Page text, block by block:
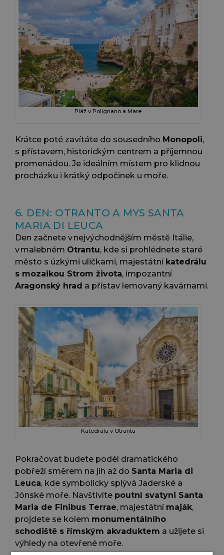
Pláž v Polignano a Mare
Krátce poté zavítáte do sousedního Monopoli,
s přístavem, historickým centrem a příjemnou
promenádou. Je ideálním místem pro klidnou
procházku i krátký odpočinek u moře.
6. DEN: OTRANTO A MYS SANTA
MARIA DI LEUCA
Den začnete v nejvýchodnějším městě Itálie,
v malebném Otrantu, kde si prohlédnete staré
město s úzkými uličkami, majestátní katedrálu
s mozaikou Strom života, impozantní
Aragonský hrad a přístav lemovaný kavárnami.
Katedrála v Otrantu
Pokračovat budete podél dramatického
pobřeží směrem na jih až do Santa Maria di
Leuca, kde symbolicky splývá Jaderské a
Jónské moře. Navštívíte poutní svatyni Santa
Maria de Finibus Terrae, majestátní maják,
projdete se kolem monumentálního
schodiště s římským akvaduktem a užijete si
výhledy na otevřené moře.